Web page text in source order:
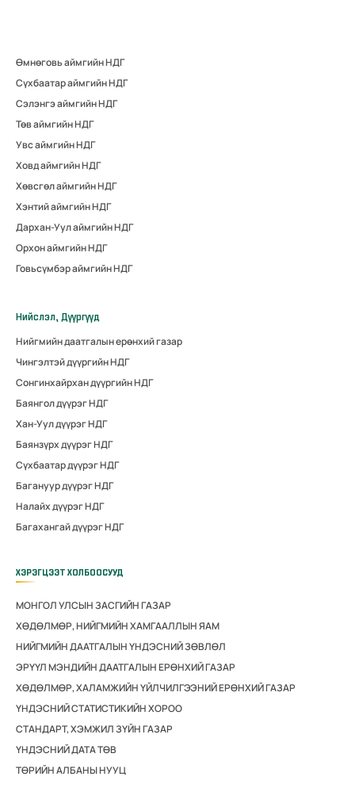
Өмнөговь аймгийн НДГ
Сүхбаатар аймгийн НДГ
Сэлэнгэ аймгийн НДГ
Төв аймгийн НДГ
Увс аймгийн НДГ
Ховд аймгийн НДГ
Хөвсгөл аймгийн НДГ
Хэнтий аймгийн НДГ
Дархан-Уул аймгийн НДГ
Орхон аймгийн НДГ
Говьсүмбэр аймгийн НДГ
Нийслэл, Дүүргүүд
Нийгмийн даатгалын ерөнхий газар
Чингэлтэй дүүргийн НДГ
Сонгинхайрхан дүүргийн НДГ
Баянгол дүүрэг НДГ
Хан-Уул дүүрэг НДГ
Баянзүрх дүүрэг НДГ
Сүхбаатар дүүрэг НДГ
Багануур дүүрэг НДГ
Налайх дүүрэг НДГ
Багахангай дүүрэг НДГ
ХЭРЭГЦЭЭТ ХОЛБООСУУД
МОНГОЛ УЛСЫН ЗАСГИЙН ГАЗАР
ХӨДӨЛМӨР, НИЙГМИЙН ХАМГААЛЛЫН ЯАМ
НИЙГМИЙН ДААТГАЛЫН ҮНДЭСНИЙ ЗӨВЛӨЛ
ЭРҮҮЛ МЭНДИЙН ДААТГАЛЫН ЕРӨНХИЙ ГАЗАР
ХӨДӨЛМӨР, ХАЛАМЖИЙН ҮЙЛЧИЛГЭЭНИЙ ЕРӨНХИЙ ГАЗАР
ҮНДЭСНИЙ СТАТИСТИКИЙН ХОРОО
СТАНДАРТ, ХЭМЖИЛ ЗҮЙН ГАЗАР
ҮНДЭСНИЙ ДАТА ТӨВ
ТӨРИЙН АЛБАНЫ НУУЦ